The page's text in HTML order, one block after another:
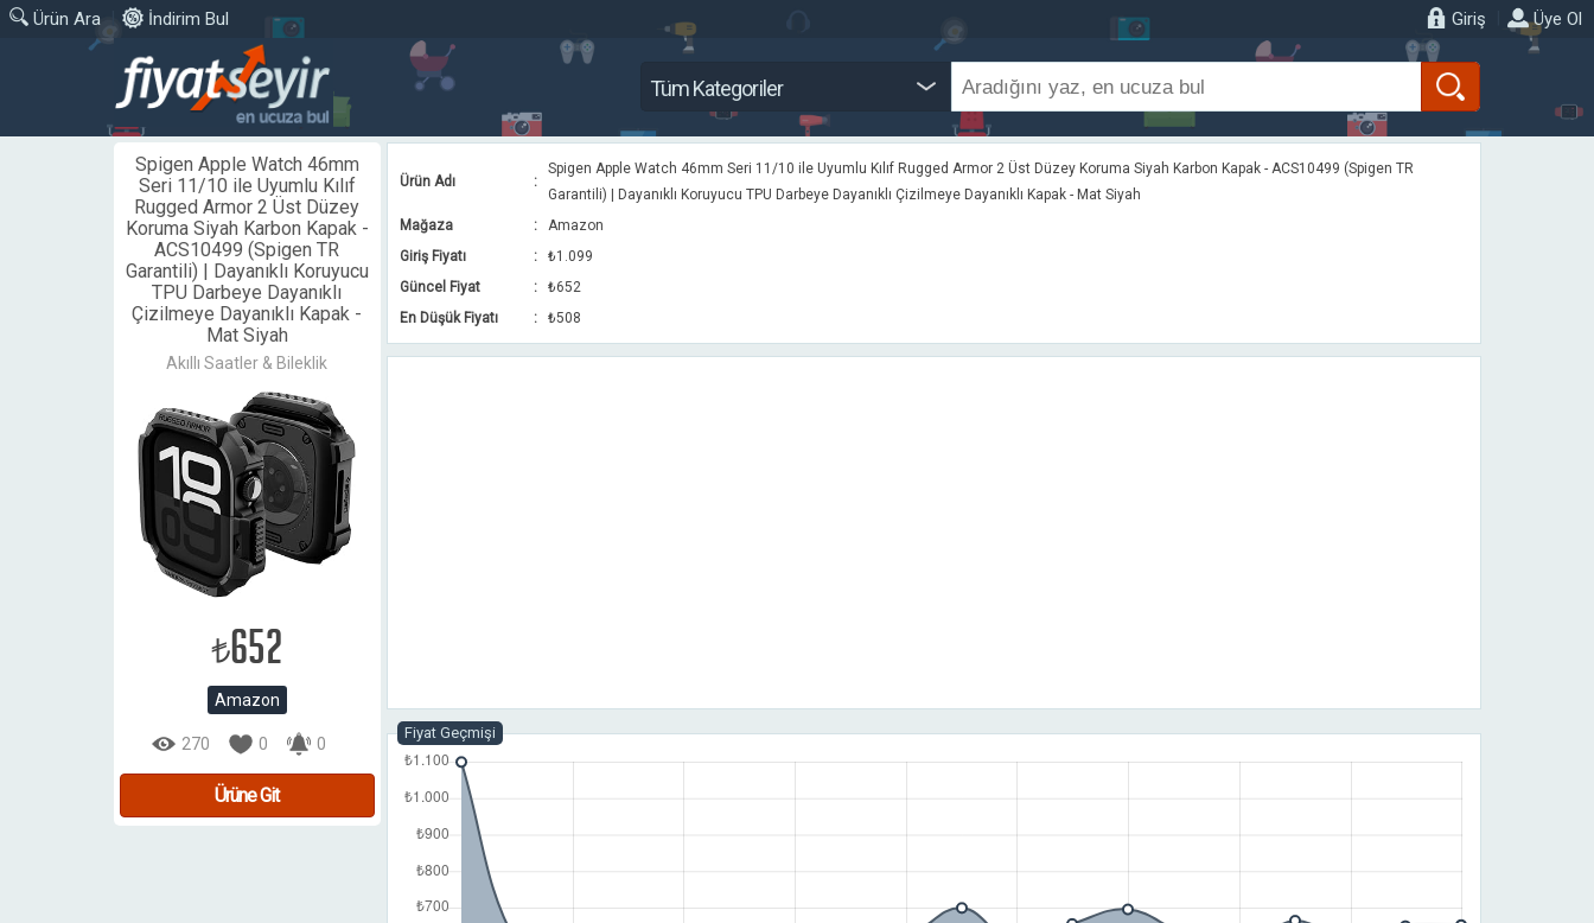
Ürün Ara İndirim Bul Üye Ol
Giriş
Tüm Kategoriler
Spigen Apple Watch 46mm
Seri 11/10 ile Uyumlu Kılıf
Rugged Armor 2 Üst Düzey
Koruma Siyah Karbon Kapak -
ACS10499 (Spigen TR
Garantili) | Dayanıklı Koruyucu
TPU Darbeye Dayanıklı
Çizilmeye Dayanıklı Kapak -
Mat Siyah
Akıllı Saatler & Bileklik
₺652
Amazon
270 0 0
Ürüne Git
Ürün Adı :
Spigen Apple Watch 46mm Seri 11/10 ile Uyumlu Kılıf Rugged Armor 2 Üst Düzey Koruma Siyah Karbon Kapak - ACS10499 (Spigen TR
Garantili) | Dayanıklı Koruyucu TPU Darbeye Dayanıklı Çizilmeye Dayanıklı Kapak - Mat Siyah
Mağaza
:
Amazon
Giriş Fiyatı
:
₺1.099
Güncel Fiyat
:
₺652
En Düşük Fiyatı
: ₺508
Fiyat Geçmişi